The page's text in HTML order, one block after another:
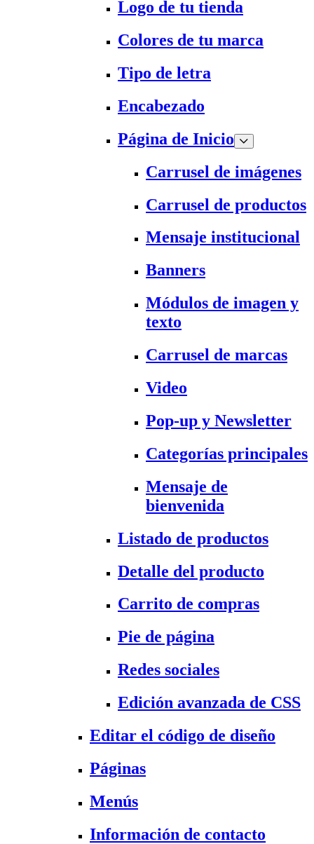
Logo de tu tienda
Colores de tu marca
Tipo de letra
Encabezado
Página de Inicio
Carrusel de imágenes
Carrusel de productos
Mensaje institucional
Banners
Módulos de imagen y
texto
Carrusel de marcas
Video
Pop-up y Newsletter
Categorías principales
Mensaje de
bienvenida
Listado de productos
Detalle del producto
Carrito de compras
Pie de página
Redes sociales
Edición avanzada de CSS
Editar el código de diseño
Páginas
Menús
Información de contacto